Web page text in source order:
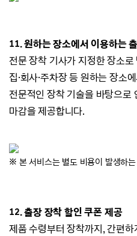
11.원하는장소에서 이용하는
전문 장착 기사가 지정한 장소
집·회사·주차장 등 원하는 장소
전문적인 장착 기술을 바탕으로
마감을 제공합니다.
※ 본 서비스는 별도 비용이 발생하
12. 출장 장착 할인 쿠폰 제공
제품 수령부터 장착까지, 간편하